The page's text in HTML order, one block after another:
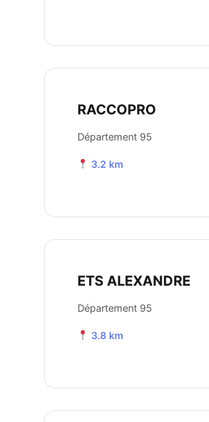
RACCOPRO
Département 95
3.2 km
ETS ALEXANDRE
Département 95
3.8 km